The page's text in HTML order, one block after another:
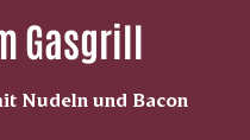
Gasgrill
Nudeln und Bacon